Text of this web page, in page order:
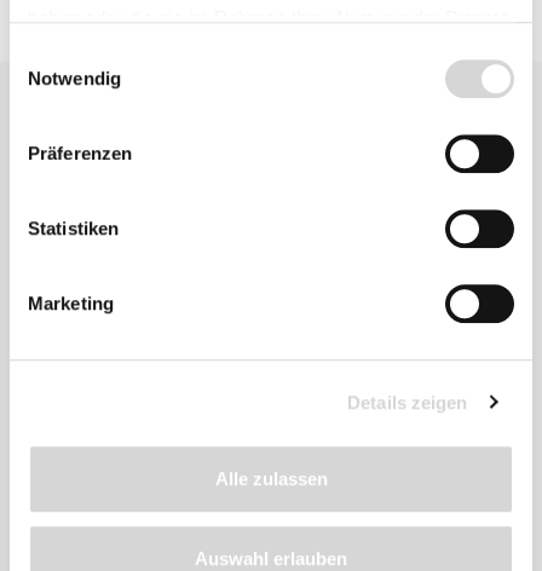
Notwendig
Präferenzen
Statistiken
Marketing
Details zeigen
Alle zulassen
Auswahl erlauben
empfehlen wir